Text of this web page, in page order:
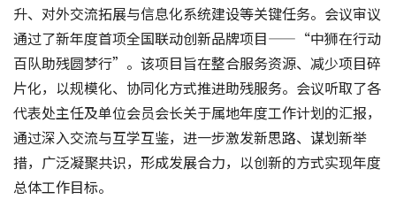
升、对外交流拓展与信息化系统建设等关键任务。会议审议
通过了新年度首项全国联动创新品牌项目——“中狮在行动
百队助残圆梦行”。该项目旨在整合服务资源、减少项目碎
片化，以规模化、协同化方式推进助残服务。会议听取了各
代表处主任及单位会员会长关于属地年度工作计划的汇报，
通过深入交流与互学互鉴，进一步激发新思路、谋划新举
措，广泛凝聚共识，形成发展合力，以创新的方式实现年度
总体工作目标。